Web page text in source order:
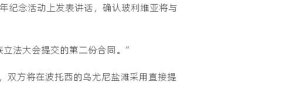
纪念活动上发表讲话，确认玻利维亚将与
法大会提交的第二份合同。”
双方将在波托西的乌尤尼盐滩采用直接提